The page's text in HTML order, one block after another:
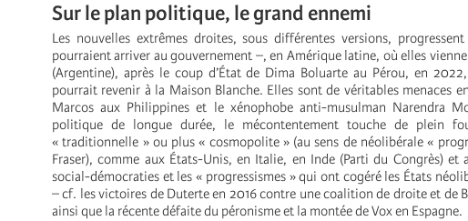
Sur le plan politique, le grand ennemi
Les nouvelles extrêmes droites, sous différentes versions,
pourraient arriver au gouvernement –, en Amérique latine, où elles
(Argentine), après le coup d’État de Dima Boluarte au Pérou, en
pourrait revenir à la Maison Blanche. Elles sont de véritables menaces
Marcos aux Philippines et le xénophobe anti-musulman Narendra
politique de longue durée, le mécontentement touche de plein
« traditionnelle » ou plus « cosmopolite » (au sens de néolibérale «
Fraser), comme aux États-Unis, en Italie, en Inde (Parti du Congrès) et
social-démocraties et les « progressismes » qui ont cogéré les États
– cf. les victoires de Duterte en 2016 contre une coalition de droite et de
ainsi que la récente défaite du péronisme et la montée de Vox en Espagne.